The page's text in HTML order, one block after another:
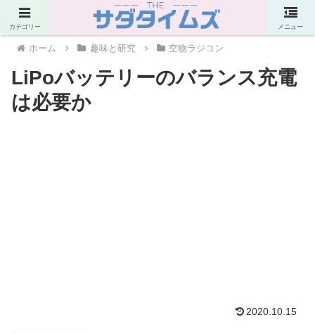
PR
ホーム 趣味と研究 空物ラジコン
LiPoバッテリーのバランス充電
は必要か
2020.10.15
カテゴリー メニュー